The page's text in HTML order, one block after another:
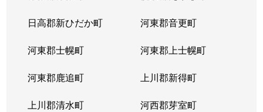
日高郡新ひだか町 河東郡音更町
河東郡士幌町 河東郡上士幌町
河東郡鹿追町 上川郡新得町
上川郡清水町 河西郡芽室町